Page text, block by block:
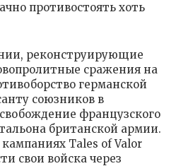
противостоять хоть
реконструирующие
сражения на
германской
союзников в
французского
британской армии.
Tales of Valor
свои войска через